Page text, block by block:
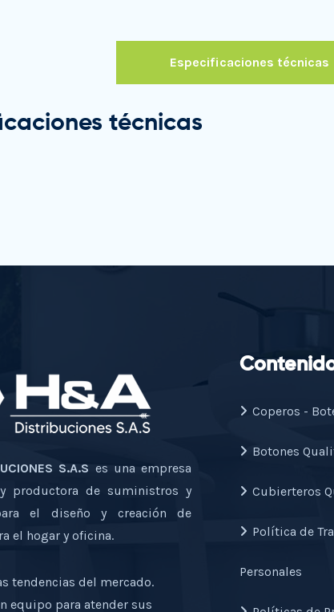
Especificaciones técnicas
técnicas
S.A.S es una empresa
productora de suministros y
el diseño y creación de
el hogar y oficina.
tendencias del mercado.
equipo para atender sus
Coperos -
Botones
Cubierteros
Política de
Personales